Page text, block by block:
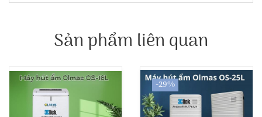
Sản phẩm liên quan
-29%